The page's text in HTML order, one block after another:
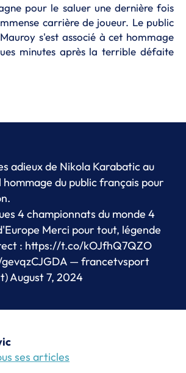
pour le saluer une dernière fois
carrière de joueur. Le public
s'est associé à cet hommage
minutes après la terrible défaite
adieux de Nikola Karabatic au
hommage du public français pour
4 championnats du monde 4
Merci pour tout, légende
: https://t.co/kOJfhQ7QZO
— francetvsport
August 7, 2024
ses articles